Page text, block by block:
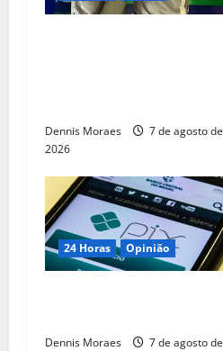
Dennis Moraes
7 de agosto de
2026
24 Horas Opinião
Dennis Moraes
7 de agosto de